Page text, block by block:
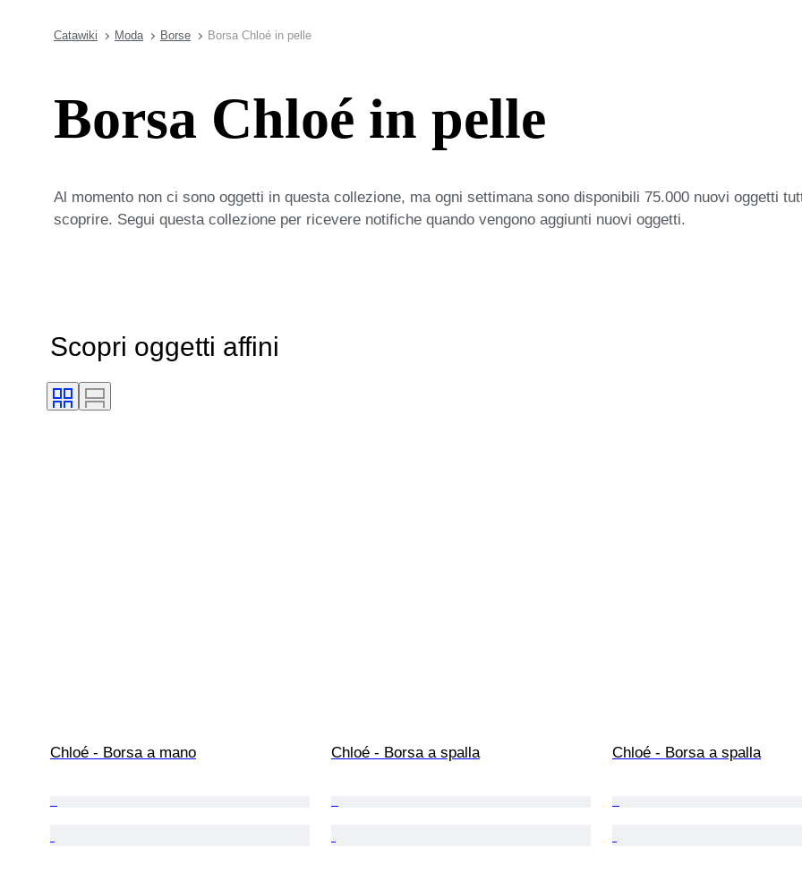
Catawiki Moda Borse Borsa Chloé in pelle
Borsa Chloé in pelle
Al momento non ci sono oggetti in questa collezione, ma ogni settimana sono disponibili 75.000 nuovi oggetti
scoprire. Segui questa collezione per ricevere notifiche quando vengono aggiunti nuovi oggetti.
Scopri oggetti affini
Chloé - Borsa a mano Chloé - Borsa a spalla Chloé - Borsa a spalla